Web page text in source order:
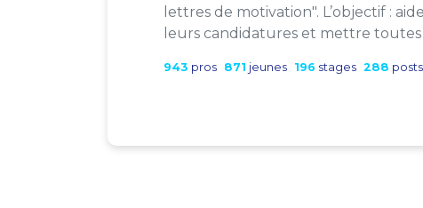
lettres de motivation". L’objectif :
leurs candidatures et mettre toutes
943 pros 871 jeunes 196 stages 288 posts